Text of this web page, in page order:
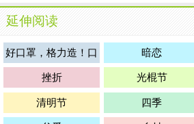
延伸阅读
好口罩，格力造！口
罩购买
暗恋
挫折 光棍节
清明节 四季